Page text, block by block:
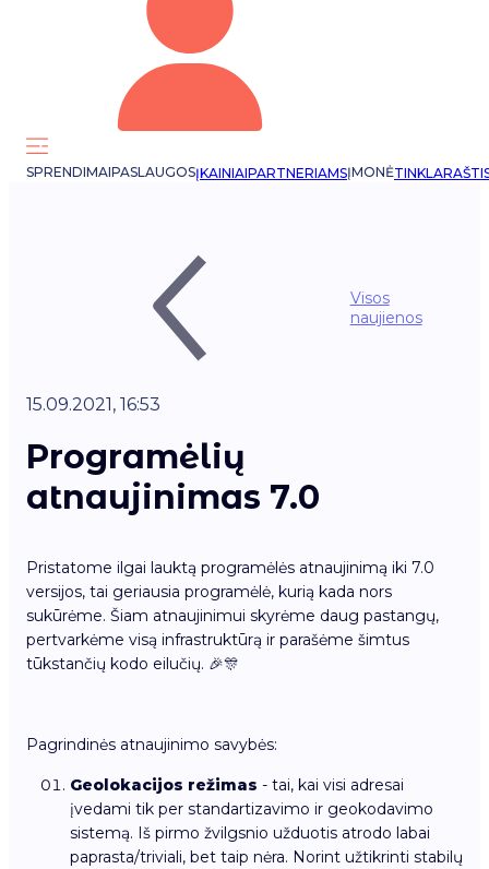
SPRENDIMAIPASLAUGOSĮKAINIAIPARTNERIAMSĮMONĖ
Visos
naujienos
15.09.2021, 16:53
Programėlių
atnaujinimas 7.0
Pristatome ilgai lauktą programėlės atnaujinimą iki 7.0
versijos, tai geriausia programėlė, kurią kada nors
sukūrėme. Šiam atnaujinimui skyrėme daug pastangų,
pertvarkėme visą infrastruktūrą ir parašėme šimtus
tūkstančių kodo eilučių. 🎉🎊
Pagrindinės atnaujinimo savybės:
Geolokacijos režimas - tai, kai visi adresai
įvedami tik per standartizavimo ir geokodavimo
sistemą. Iš pirmo žvilgsnio užduotis atrodo labai
paprasta/triviali, bet taip nėra. Norint užtikrinti stabilų